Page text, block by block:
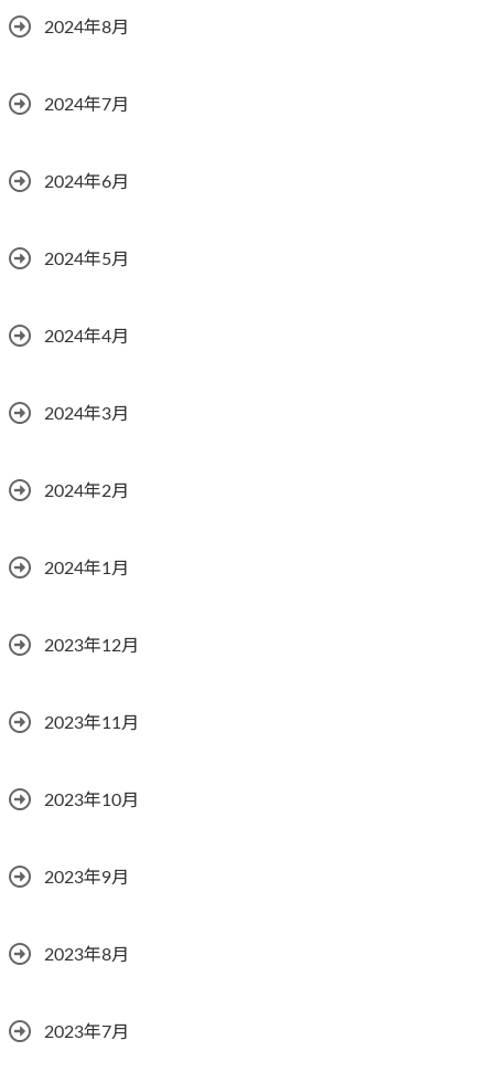
2024年8月
2024年7月
2024年6月
2024年5月
2024年4月
2024年3月
2024年2月
2024年1月
2023年12月
2023年11月
2023年10月
2023年9月
2023年8月
2023年7月